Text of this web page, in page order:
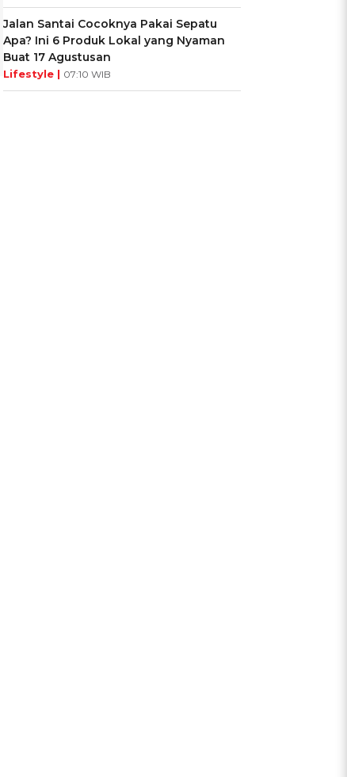
Jalan Santai Cocoknya Pakai Sepatu
Apa? Ini 6 Produk Lokal yang Nyaman
Buat 17 Agustusan
Lifestyle | 07:10 WIB